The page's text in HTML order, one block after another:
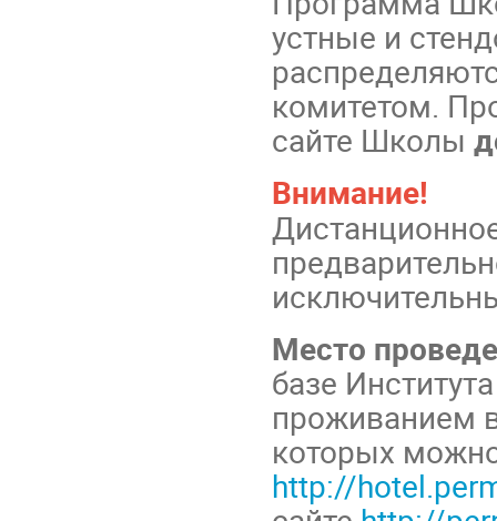
устные и
комитетом.
сайте Школы
Внимание!
Место
базе
проживанием
которых
http://